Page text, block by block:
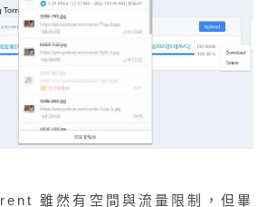
雖然有空間與流量限制，但畢